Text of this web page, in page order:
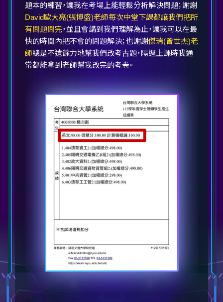
題本的練習，讓我在考場上能輕鬆分析解決問題；謝謝
David歐大亮(張博盛)老師每次中堂下課都讓我們把所
有問題問完，並且會講到我們理解為止，讓我可以在最
快的時間內把不會的問題解決；也謝謝傑瑞(曾世杰)老
師總是不遺餘力地幫我們改考古題，隔週上課時我通
常都能拿到老師幫我改完的考卷。